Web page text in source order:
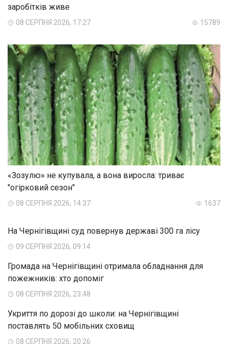
заробітків живе
08 СЕРПНЯ 2026, 17:27 15789
«Зозулю» не купувала, а вона виросла: триває
"огірковий сезон"
08 СЕРПНЯ 2026, 14:37 1637
На Чернігівщині суд повернув державі 300 га лісу
09 СЕРПНЯ 2026, 09:14
Громада на Чернігівщині отримала обладнання для
пожежників: хто допоміг
08 СЕРПНЯ 2026, 23:48
Укриття по дорозі до школи: на Чернігівщині
поставлять 50 мобільних сховищ
08 СЕРПНЯ 2026, 20:26